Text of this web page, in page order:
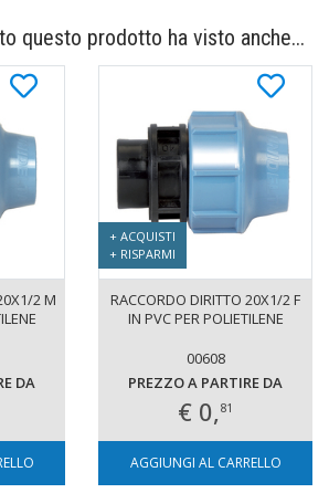
questo prodotto ha visto anche...
2 M
DA
+ ACQUISTI
+ RISPARMI
RACCORDO DIRITTO 20X1/2 F
IN PVC PER POLIETILENE
00608
PREZZO A PARTIRE DA
€ 0,81
AGGIUNGI AL CARRELLO